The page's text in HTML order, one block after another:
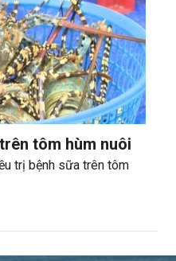
tôm hùm nuôi
trị bệnh sữa trên tôm